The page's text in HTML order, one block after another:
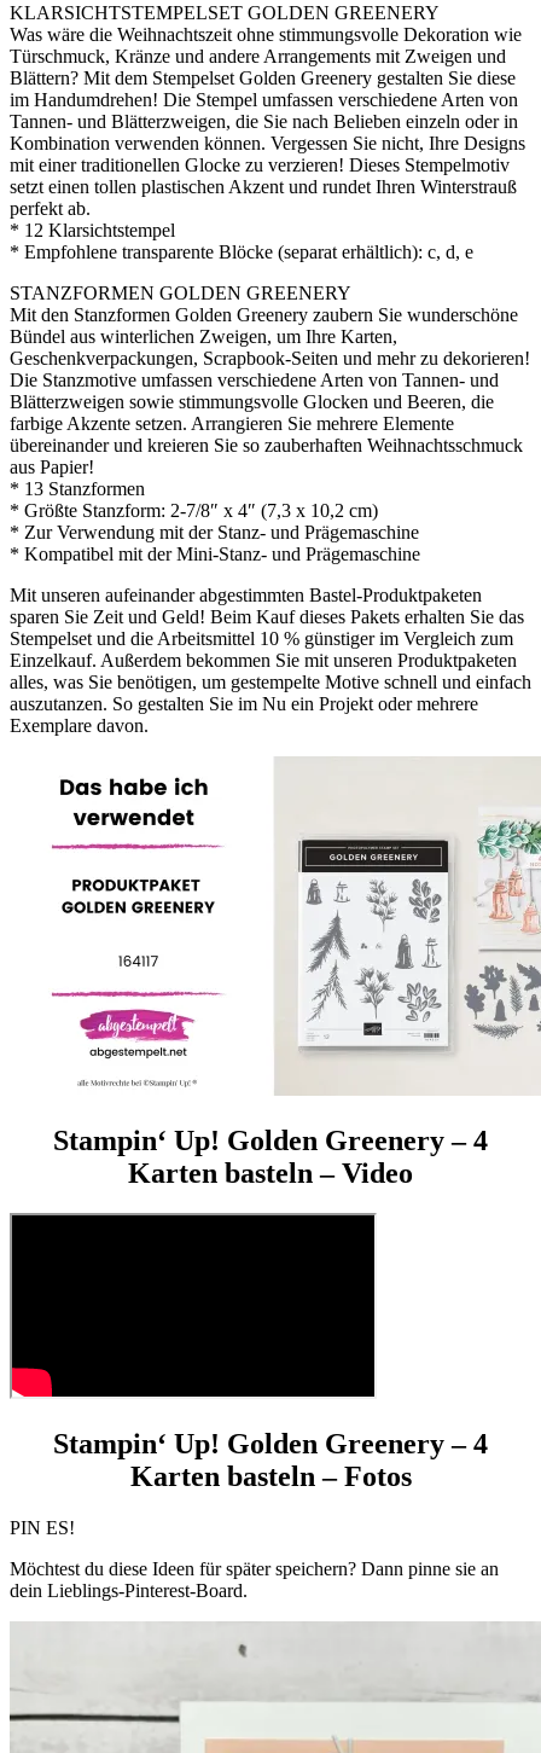
KLARSICHTSTEMPELSET GOLDEN GREENERY
Was wäre die Weihnachtszeit ohne stimmungsvolle Dekoration wie
Türschmuck, Kränze und andere Arrangements mit Zweigen und
Blättern? Mit dem Stempelset Golden Greenery gestalten Sie diese
im Handumdrehen! Die Stempel umfassen verschiedene Arten von
Tannen- und Blätterzweigen, die Sie nach Belieben einzeln oder in
Kombination verwenden können. Vergessen Sie nicht, Ihre Designs
mit einer traditionellen Glocke zu verzieren! Dieses Stempelmotiv
setzt einen tollen plastischen Akzent und rundet Ihren Winterstrauß
perfekt ab.
* 12 Klarsichtstempel
* Empfohlene transparente Blöcke (separat erhältlich): c, d, e
STANZFORMEN GOLDEN GREENERY
Mit den Stanzformen Golden Greenery zaubern Sie wunderschöne
Bündel aus winterlichen Zweigen, um Ihre Karten,
Geschenkverpackungen, Scrapbook-Seiten und mehr zu dekorieren!
Die Stanzmotive umfassen verschiedene Arten von Tannen- und
Blätterzweigen sowie stimmungsvolle Glocken und Beeren, die
farbige Akzente setzen. Arrangieren Sie mehrere Elemente
übereinander und kreieren Sie so zauberhaften Weihnachtsschmuck
aus Papier!
* 13 Stanzformen
* Größte Stanzform: 2-7/8″ x 4″ (7,3 x 10,2 cm)
* Zur Verwendung mit der Stanz- und Prägemaschine
* Kompatibel mit der Mini-Stanz- und Prägemaschine
Mit unseren aufeinander abgestimmten Bastel-Produktpaketen
sparen Sie Zeit und Geld! Beim Kauf dieses Pakets erhalten Sie das
Stempelset und die Arbeitsmittel 10 % günstiger im Vergleich zum
Einzelkauf. Außerdem bekommen Sie mit unseren Produktpaketen
alles, was Sie benötigen, um gestempelte Motive schnell und einfach
auszutanzen. So gestalten Sie im Nu ein Projekt oder mehrere
Exemplare davon.
Stampin‘ Up! Golden Greenery – 4
Karten basteln – Video
Stampin‘ Up! Golden Greenery – 4
Karten basteln – Fotos
PIN ES!
Möchtest du diese Ideen für später speichern? Dann pinne sie an
dein Lieblings-Pinterest-Board.